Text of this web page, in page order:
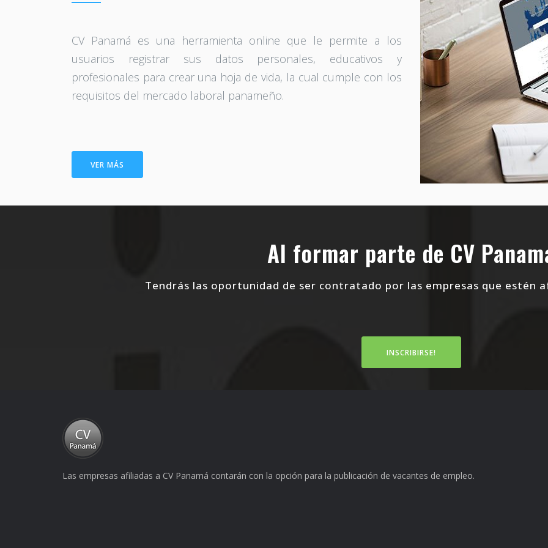
CV Panamá es una herramienta online que le permite a los
usuarios registrar sus datos personales, educativos y
profesionales para crear una hoja de vida, la cual cumple con los
requisitos del mercado laboral panameño.
VER MÁS
Al formar parte de CV
Tendrás las oportunidad de ser contratado por las empresas que estén
INSCRIBIRSE!
Las empresas afiliadas a CV Panamá contarán con la opción para la publicación de vacantes de empleo.